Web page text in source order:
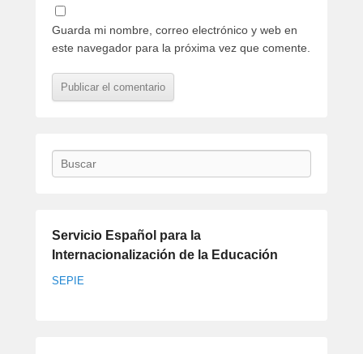
Guarda mi nombre, correo electrónico y web en
este navegador para la próxima vez que comente.
Buscar
Servicio Español para la
Internacionalización de la Educación
SEPIE